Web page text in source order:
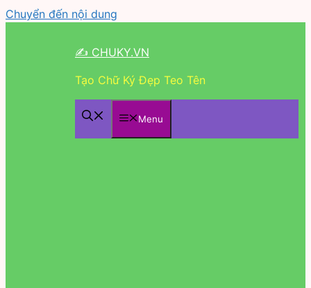
Chuyển đến nội dung
✍ CHUKY.VN
Tạo Chữ Ký Đẹp Teo Tên
Menu